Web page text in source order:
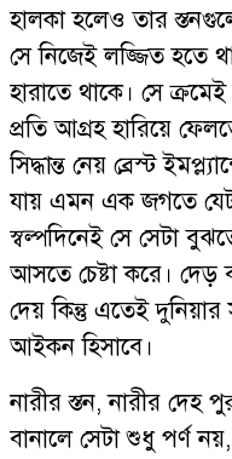
হালকা হলেও তার
সে নিজেই লজ্জিত হতে
হারাতে থাকে। সে
প্রতি আগ্রহ হারিয়ে
সিদ্ধান্ত নেয় ব্রেস্ট
যায় এমন এক জগতে
স্বল্পদিনেই সে সেটা
আসতে চেষ্টা করে।
দেয় কিন্তু এতেই
আইকন হিসাবে।
নারীর স্তন, নারীর দেহ
বানালে সেটা শুধু পর্ণ